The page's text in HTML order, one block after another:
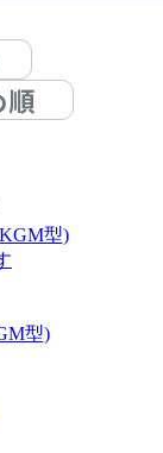
順
型)